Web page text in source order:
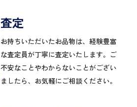
査定
お持ちいただいたお品物は、経験豊富
な査定員が丁寧に査定いたします。ご
不安なことやわからないことがござい
ましたら、お気軽にご相談ください。